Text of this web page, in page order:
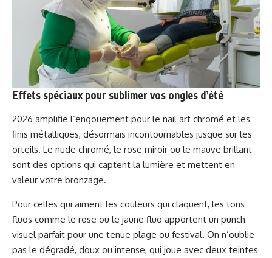
Effets spéciaux pour sublimer vos ongles d’été
2026 amplifie l’engouement pour le nail art chromé et les
finis métalliques, désormais incontournables jusque sur les
orteils. Le nude chromé, le rose miroir ou le mauve brillant
sont des options qui captent la lumière et mettent en
valeur votre bronzage.
Pour celles qui aiment les couleurs qui claquent, les tons
fluos comme le rose ou le jaune fluo apportent un punch
visuel parfait pour une tenue plage ou festival. On n’oublie
pas le dégradé, doux ou intense, qui joue avec deux teintes